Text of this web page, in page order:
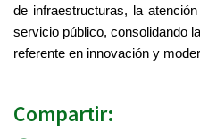
de infraestructuras, la
servicio público, consolidando
referente en innovación y
Compartir: